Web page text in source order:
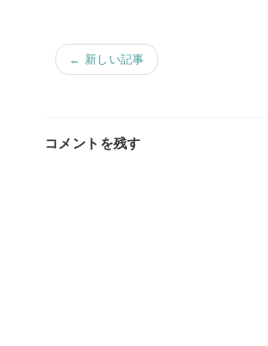
← 新しい記事
コメントを残す